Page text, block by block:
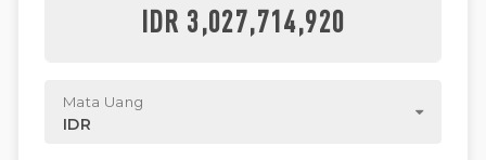
IDR 3,027,714,920
Mata Uang
IDR